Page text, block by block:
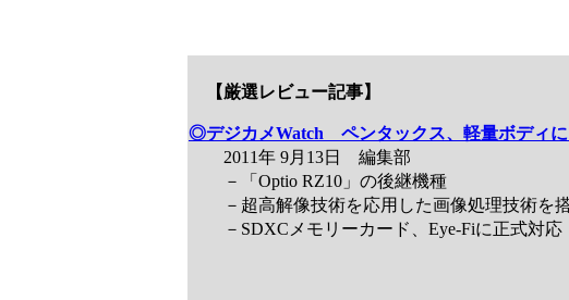
【厳選レビュー記事】
◎デジカメWatch ペンタックス、軽量ボディに
2011年 9月13日 編集部
－「Optio RZ10」の後継機種
－超高解像技術を応用した画像処理技術を
－SDXCメモリーカード、Eye-Fiに正式対応